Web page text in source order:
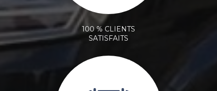
100 % CLIENTS
SATISFAITS